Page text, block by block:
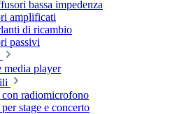
bassa impedenza
amplificati
di ricambio
passivi
media player
con radiomicrofono
stage e concerto